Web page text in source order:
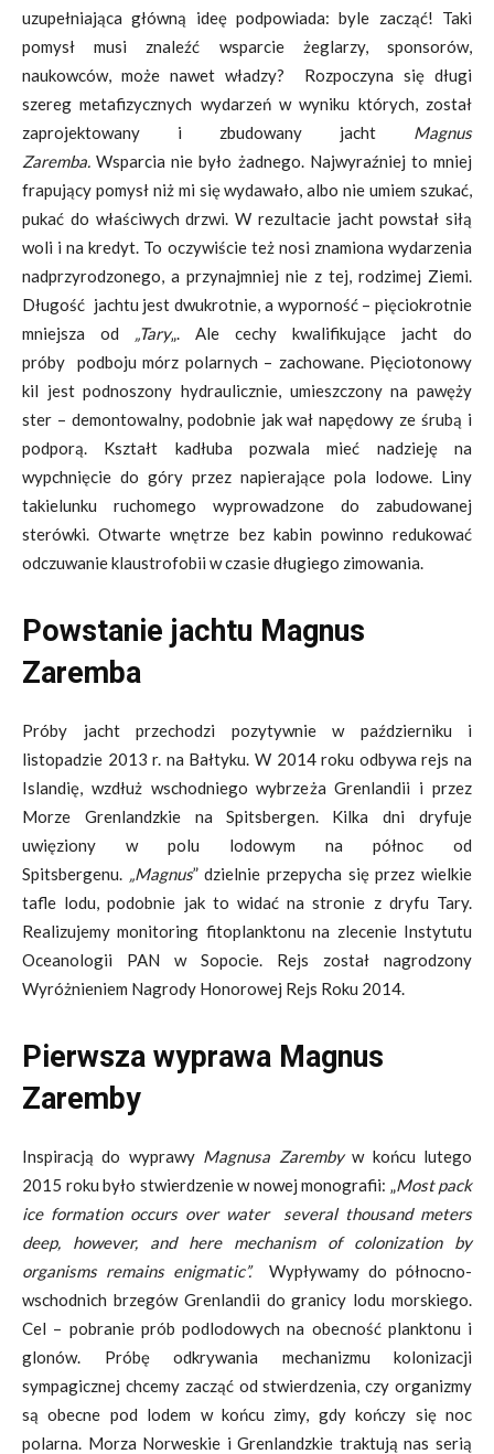
uzupełniająca główną ideę podpowiada: byle zacząć! Taki
pomysł musi znaleźć wsparcie żeglarzy, sponsorów,
naukowców, może nawet władzy? Rozpoczyna się długi
szereg metafizycznych wydarzeń w wyniku których, został
zaprojektowany i zbudowany jacht Magnus
Zaremba. Wsparcia nie było żadnego. Najwyraźniej to mniej
frapujący pomysł niż mi się wydawało, albo nie umiem szukać,
pukać do właściwych drzwi. W rezultacie jacht powstał siłą
woli i na kredyt. To oczywiście też nosi znamiona wydarzenia
nadprzyrodzonego, a przynajmniej nie z tej, rodzimej Ziemi.
Długość jachtu jest dwukrotnie, a wyporność – pięciokrotnie
mniejsza od „Tary„. Ale cechy kwalifikujące jacht do
próby podboju mórz polarnych – zachowane. Pięciotonowy
kil jest podnoszony hydraulicznie, umieszczony na pawęży
ster – demontowalny, podobnie jak wał napędowy ze śrubą i
podporą. Kształt kadłuba pozwala mieć nadzieję na
wypchnięcie do góry przez napierające pola lodowe. Liny
takielunku ruchomego wyprowadzone do zabudowanej
sterówki. Otwarte wnętrze bez kabin powinno redukować
odczuwanie klaustrofobii w czasie długiego zimowania.
Powstanie jachtu Magnus
Zaremba
Próby jacht przechodzi pozytywnie w październiku i
listopadzie 2013 r. na Bałtyku. W 2014 roku odbywa rejs na
Islandię, wzdłuż wschodniego wybrzeża Grenlandii i przez
Morze Grenlandzkie na Spitsbergen. Kilka dni dryfuje
uwięziony w polu lodowym na północ od
Spitsbergenu. „Magnus” dzielnie przepycha się przez wielkie
tafle lodu, podobnie jak to widać na stronie z dryfu Tary.
Realizujemy monitoring fitoplanktonu na zlecenie Instytutu
Oceanologii PAN w Sopocie. Rejs został nagrodzony
Wyróżnieniem Nagrody Honorowej Rejs Roku 2014.
Pierwsza wyprawa Magnus
Zaremby
Inspiracją do wyprawy Magnusa Zarembyw końcu lutego
2015 roku było stwierdzenie w nowej monografii: „Most pack
ice formation occurs over water several thousand meters
deep, however, and here mechanism of colonization by
organisms remains enigmatic”.Wypływamy do północno-
wschodnich brzegów Grenlandii do granicy lodu morskiego.
Cel – pobranie prób podlodowych na obecność planktonu i
glonów. Próbę odkrywania mechanizmu kolonizacji
sympagicznej chcemy zacząć od stwierdzenia, czy organizmy
są obecne pod lodem w końcu zimy, gdy kończy się noc
polarna. Morza Norweskie i Grenlandzkie traktują nas serią